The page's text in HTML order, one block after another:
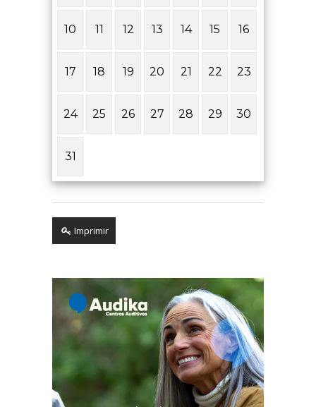
10 11 12 13 14 15 16
17 18 19 20 21 22 23
24 25 26 27 28 29 30
31
Imprimir